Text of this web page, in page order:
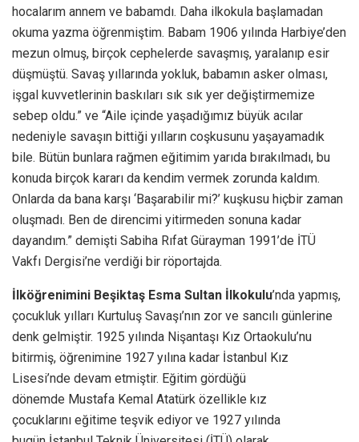
hocalarım annem ve babamdı. Daha ilkokula başlamadan
okuma yazma öğrenmiştim. Babam 1906 yılında Harbiye’den
mezun olmuş, birçok cephelerde savaşmış, yaralanıp esir
düşmüştü. Savaş yıllarında yokluk, babamın asker olması,
işgal kuvvetlerinin baskıları sık sık yer değiştirmemize
sebep oldu.” ve “Aile içinde yaşadığımız büyük acılar
nedeniyle savaşın bittiği yılların coşkusunu yaşayamadık
bile. Bütün bunlara rağmen eğitimim yarıda bırakılmadı, bu
konuda birçok kararı da kendim vermek zorunda kaldım.
Onlarda da bana karşı ‘Başarabilir mi?’ kuşkusu hiçbir zaman
oluşmadı. Ben de direncimi yitirmeden sonuna kadar
dayandım.” demişti Sabiha Rıfat Gürayman 1991’de İTÜ
Vakfı Dergisi’ne verdiği bir röportajda.
İlköğrenimini Beşiktaş Esma Sultan İlkokulu’nda yapmış,
çocukluk yılları Kurtuluş Savaşı’nın zor ve sancılı günlerine
denk gelmiştir. 1925 yılında Nişantaşı Kız Ortaokulu’nu
bitirmiş, öğrenimine 1927 yılına kadar İstanbul Kız
Lisesi’nde devam etmiştir. Eğitim gördüğü
dönemde Mustafa Kemal Atatürk özellikle kız
çocuklarını eğitime teşvik ediyor ve 1927 yılında